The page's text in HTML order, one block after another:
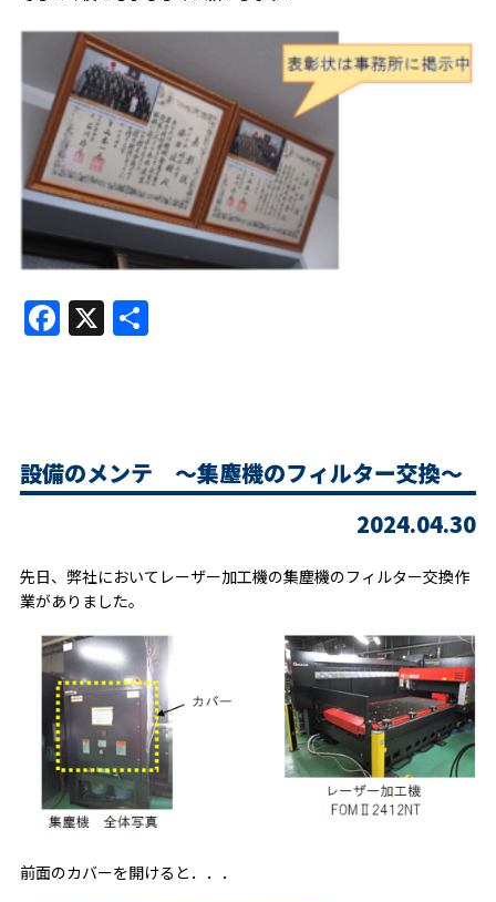
Facebook
X 共
有
設備のメンテ ～集塵機のフィルター交換～
2024.04.30
先日、弊社においてレーザー加工機の集塵機のフィルター交換作
業がありました。
前面のカバーを開けると．．．